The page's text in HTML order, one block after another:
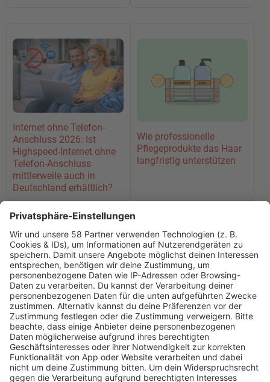
Internet ohne Telefon-
Anschluss 2026: Ist
Highspeed-Internet ohne
Telefon-Anschluss
mittlerweile auch in
Deutschland erhältlich?
Wie professionelle
Pflegeprodukte das Haar
langfristig unterstützen
Lipödem-Behandlung in
München: Wie effektiv ist
die Lipödem-Behandlung
in München?
Wie findet man eine
geeignete
Betreuungskraft für eine
ältere Person?